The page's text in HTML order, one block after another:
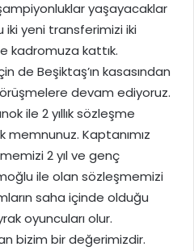
yaşayacaklar
iki yeni transferimizi iki
kadromuza kattık.
de Beşiktaş’ın kasasından
devam ediyoruz.
ile 2 yıllık sözleşme
memnunuz. Kaptanımız
2 yıl ve genç
ile olan sözleşmemizi
saha içinde olduğu
oyuncuları olur.
bizim bir değerimizdir.